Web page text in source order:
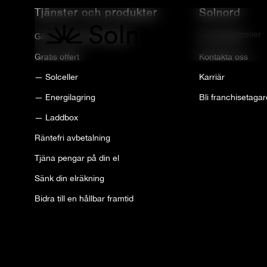
Tjänster och produkter
Gör vår lönsamhetskalkyl
Gratis offert
— Solceller
— Energilagring
— Laddbox
Räntefri avbetalning
Solceller
Tjäna pengar på din el
Sänk din elräkning
Bidra till en hållbar framtid
Solnord
Kontakta oss
Karriär
Bli